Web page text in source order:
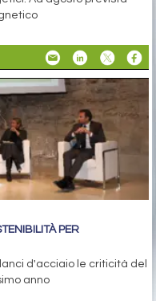
PER
d'acciaio le criticità del
anno